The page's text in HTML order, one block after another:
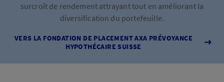
surcroît de rendement attrayant tout en améliorant la
diversification du portefeuille.
VERS LA FONDATION DE PLACEMENT AXA PRÉVOYANCE
HYPOTHÉCAIRE SUISSE